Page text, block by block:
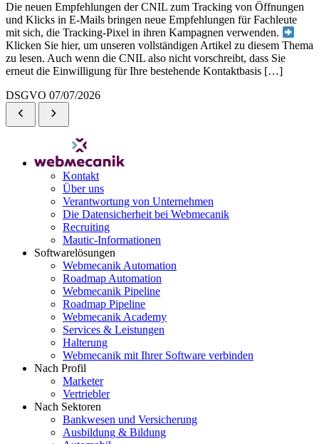
Die neuen Empfehlungen der CNIL zum Tracking von Öffnungen
und Klicks in E-Mails bringen neue Empfehlungen für Fachleute
mit sich, die Tracking-Pixel in ihren Kampagnen verwenden.
Klicken Sie hier, um unseren vollständigen Artikel zu diesem Thema
zu lesen. Auch wenn die CNIL also nicht vorschreibt, dass Sie
erneut die Einwilligung für Ihre bestehende Kontaktbasis […]
DSGVO 07/07/2026
Kontakt
Über uns
Verantwortung von Unternehmen
Die Datensicherheit bei Webmecanik
Recruiting
Mautic-Informationen
Softwarelösungen
Webmecanik Automation
Roadmap Automation
Webmecanik Pipeline
Roadmap Pipeline
Webmecanik Academy
Services & Leistungen
Halterung
Webmecanik mit Ihrer Software verbinden
Nach Profil
Marketer
Vertriebler
Nach Sektoren
Bankwesen und Versicherung
Ausbildung & Bildung